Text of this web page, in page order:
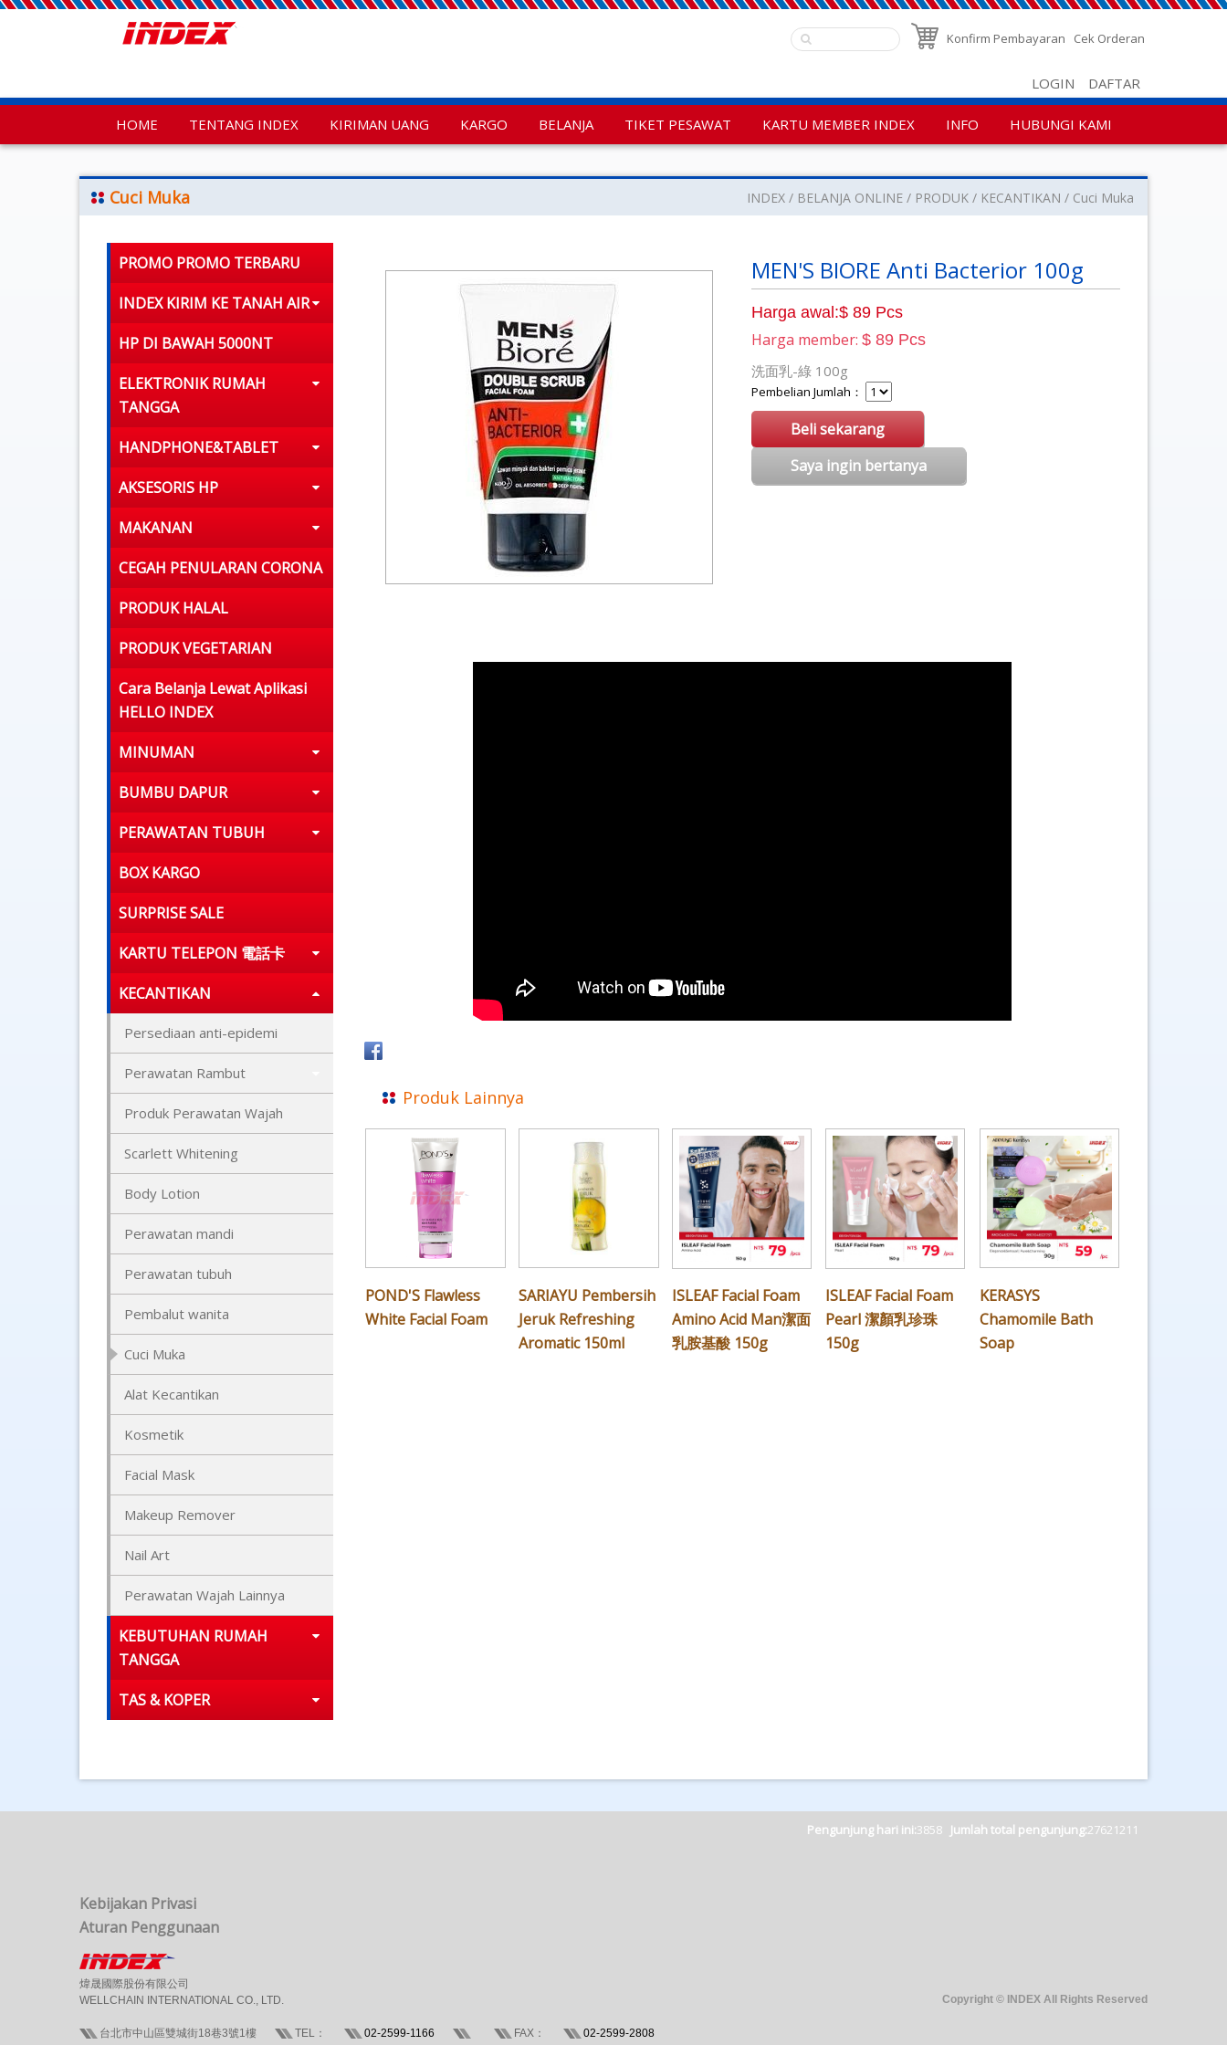
Konfirm Pembayaran Cek Orderan
LOGIN DAFTAR
HOME TENTANG INDEX KIRIMAN UANG KARGO BELANJA TIKET PESAWAT KARTU MEMBER INDEX INFO HUBUNGI KAMI
Cuci Muka INDEX BELANJA ONLINE PRODUK KECANTIKAN Cuci Muka
PROMO PROMO TERBARU
INDEX KIRIM KE TANAH AIR
HP DI BAWAH 5000NT
ELEKTRONIK RUMAH
TANGGA
HANDPHONE&TABLET
AKSESORIS HP
MAKANAN
CEGAH PENULARAN CORONA
PRODUK HALAL
PRODUK VEGETARIAN
Cara Belanja Lewat Aplikasi
HELLO INDEX
MINUMAN
BUMBU DAPUR
PERAWATAN TUBUH
BOX KARGO
SURPRISE SALE
KARTU TELEPON 電話卡
KECANTIKAN
Persediaan anti-epidemi
Perawatan Rambut
Produk Perawatan Wajah
Scarlett Whitening
Body Lotion
Perawatan mandi
Perawatan tubuh
Pembalut wanita
Cuci Muka
Alat Kecantikan
Kosmetik
Facial Mask
Makeup Remover
Nail Art
Perawatan Wajah Lainnya
KEBUTUHAN RUMAH
TANGGA
TAS & KOPER
MEN'S BIORE Anti Bacterior 100g
Harga awal:$ 89 Pcs
Harga member:$ 89 Pcs
洗面乳-綠 100g
Pembelian Jumlah：
Beli sekarang
Saya ingin bertanya
Produk Lainnya
POND'S Flawless
White Facial Foam
SARIAYU Pembersih
Jeruk Refreshing
Aromatic 150ml
ISLEAF Facial Foam
Amino Acid Man潔面
乳胺基酸 150g
ISLEAF Facial Foam
Pearl 潔顏乳珍珠
150g
KERASYS
Chamomile Bath
Soap
Pengunjung hari ini:3858 Jumlah total pengunjung:27621211
Kebijakan Privasi
Aturan Penggunaan
煒晟國際股份有限公司
WELLCHAIN INTERNATIONAL CO., LTD.
台北市中山區雙城街18巷3號1樓 TEL： 02-2599-1166 FAX： 02-2599-2808
Copyright © INDEX All Rights Reserved